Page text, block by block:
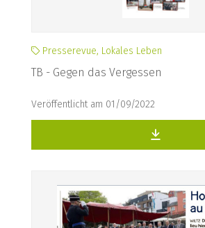
Presserevue, Lokales Leben
TB - Gegen das Vergessen
Veröffentlicht am 01/09/2022